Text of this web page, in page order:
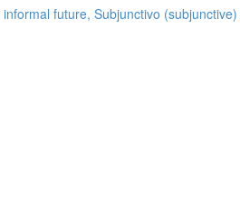
future, Subjunctivo